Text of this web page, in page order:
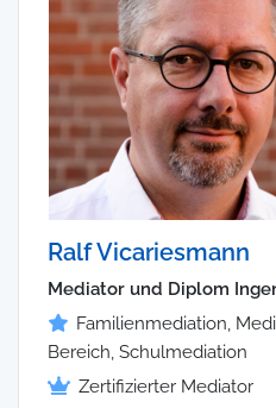
Ralf Vicariesmann
Mediator und Diplom
Familienmediation,
Bereich, Schulmediation
Zertifizierter Mediator